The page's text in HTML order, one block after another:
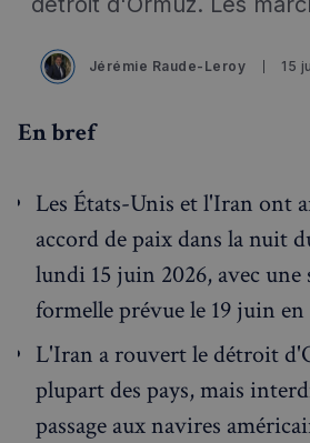
Jérémie Raude-Leroy 15
En bref
Les États-Unis et l'Iran ont
accord de paix dans la nuit
lundi 15 juin 2026, avec une
formelle prévue le 19 juin en
L'Iran a rouvert le détroit
plupart des pays, mais
passage aux navires